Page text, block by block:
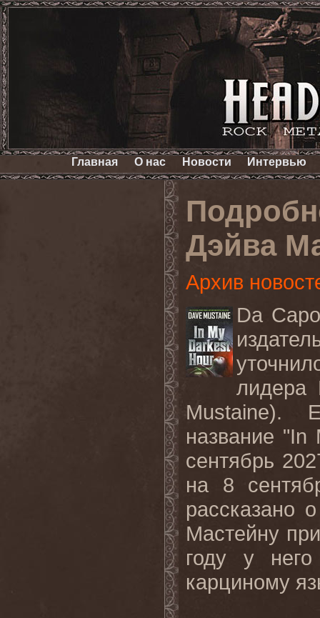
Главная О нас Новости Интервью
Дэйва
Архив
Da
лидера
Mustaine).
название "In
сентябрь
на 8
рассказано
Мастейну
году у него
карциному